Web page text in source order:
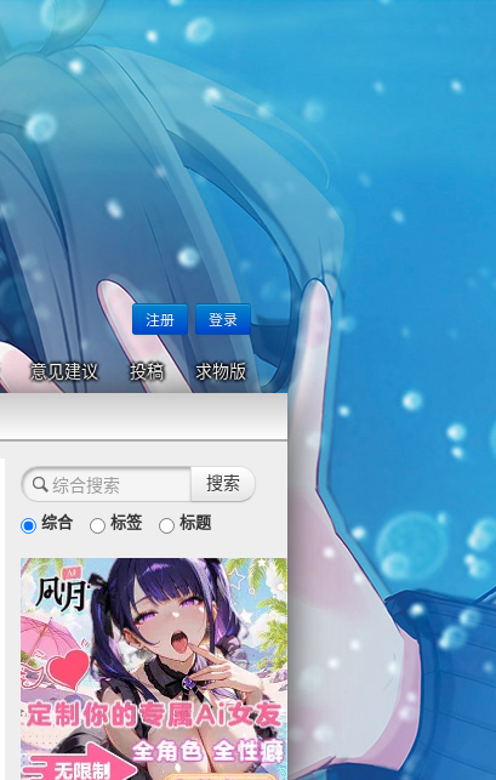
注册 登录
意见建议 投稿 求物版
综合 标签 标题